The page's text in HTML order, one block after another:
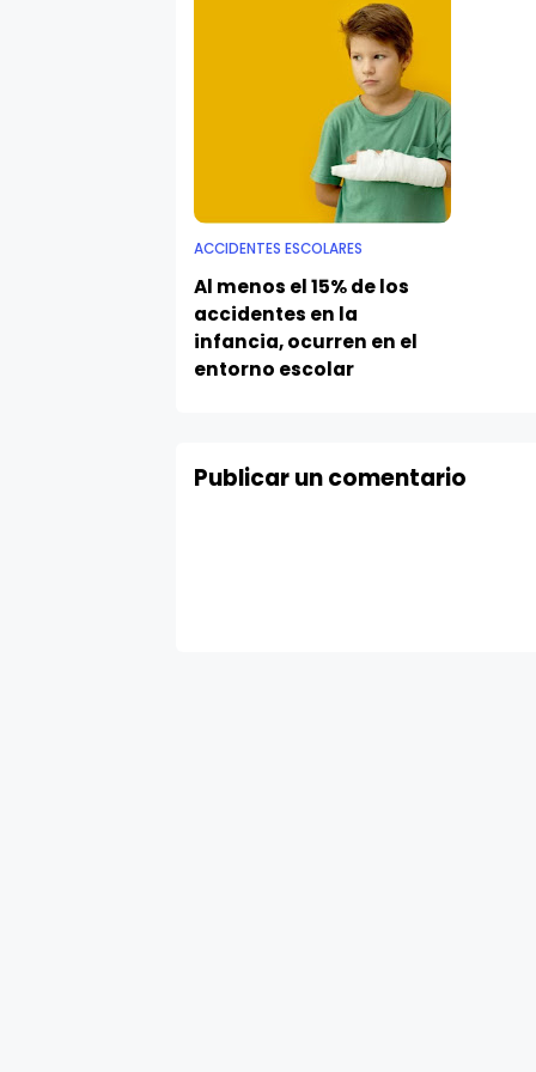
ACCIDENTES ESCOLARES
Al menos el 15% de los
accidentes en la
infancia, ocurren en el
entorno escolar
Publicar un comentario